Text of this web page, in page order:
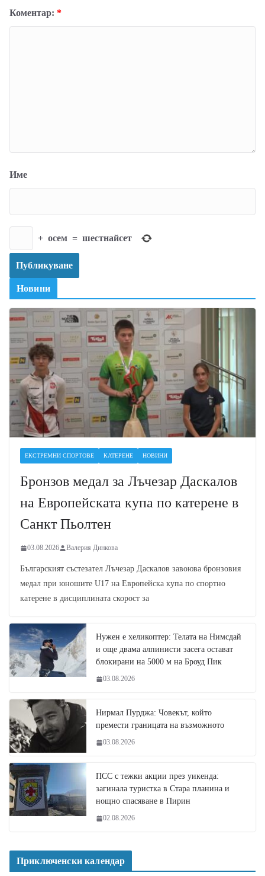
Коментар: *
Име
+ осем = шестнайсет
Новини
ЕКСТРЕМНИ СПОРТОВЕ КАТЕРЕНЕ НОВИНИ
Бронзов медал за Лъчезар Даскалов
на Европейската купа по катерене в
Санкт Пьолтен
03.08.2026 Валерия Динкова
Българският състезател Лъчезар Даскалов завоюва бронзовия
медал при юношите U17 на Европейска купа по спортно
катерене в дисциплината скорост за
Нужен е хеликоптер: Телата на Нимсдай
и още двама алпинисти засега остават
блокирани на 5000 м на Броуд Пик
03.08.2026
Нирмал Пурджа: Човекът, който
премести границата на възможното
03.08.2026
ПСС с тежки акции през уикенда:
загинала туристка в Стара планина и
нощно спасяване в Пирин
02.08.2026
Приключенски календар